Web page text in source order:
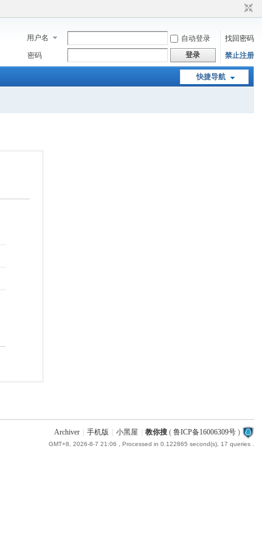
用户名 自动登录
找回密码
密码
登录 禁止注册
快捷导航
Archiver 手机版 小黑屋 教你搜( 鲁ICP备16006309号)
GMT+8, 2026-8-7 21:06 , Processed in 0.122865 second(s), 17 queries .